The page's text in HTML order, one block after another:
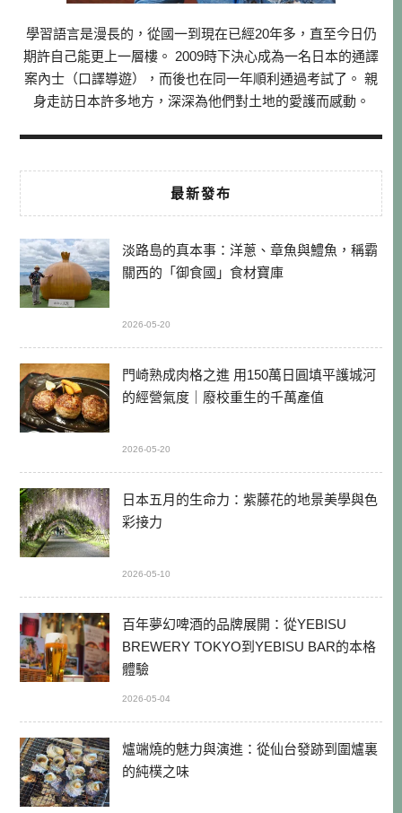
學習語言是漫長的，從國一到現在已經20年多，直至今日仍
期許自己能更上一層樓。 2009時下決心成為一名日本的通譯
案內士（口譯導遊），而後也在同一年順利通過考試了。 親
身走訪日本許多地方，深深為他們對土地的愛護而感動。
最新發布
淡路島的真本事：洋蔥、章魚與鱧魚，稱霸
關西的「御食國」食材寶庫
2026-05-20
門崎熟成肉格之進 用150萬日圓填平護城河
的經營氣度｜廢校重生的千萬產值
2026-05-20
日本五月的生命力：紫藤花的地景美學與色
彩接力
2026-05-10
百年夢幻啤酒的品牌展開：從YEBISU
BREWERY TOKYO到YEBISU BAR的本格
體驗
2026-05-04
爐端燒的魅力與演進：從仙台發跡到圍爐裏
的純樸之味